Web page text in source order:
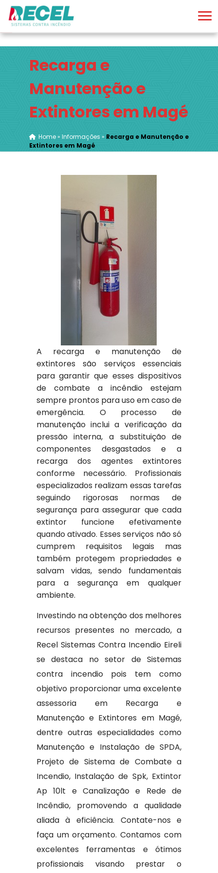
Recarga e
Manutenção e
Extintores em Magé
Home» Informações » Recarga e Manutenção e
Extintores em Magé
A recarga e manutenção de
extintores são serviços essenciais
para garantir que esses dispositivos
de combate a incêndio estejam
sempre prontos para uso em caso de
emergência. O processo de
manutenção inclui a verificação da
pressão interna, a substituição de
componentes desgastados e a
recarga dos agentes extintores
conforme necessário. Profissionais
especializados realizam essas tarefas
seguindo rigorosas normas de
segurança para assegurar que cada
extintor funcione efetivamente
quando ativado. Esses serviços não só
cumprem requisitos legais mas
também protegem propriedades e
salvam vidas, sendo fundamentais
para a segurança em qualquer
ambiente.
Investindo na obtenção dos melhores
recursos presentes no mercado, a
Recel Sistemas Contra Incendio Eireli
se destaca no setor de Sistemas
contra incendio pois tem como
objetivo proporcionar uma excelente
assessoria em Recarga e
Manutenção e Extintores em Magé,
dentre outras especialidades como
Manutenção e Instalação de SPDA,
Projeto de Sistema de Combate a
Incendio, Instalação de Spk, Extintor
Ap 10lt e Canalização e Rede de
Incêndio, promovendo a qualidade
aliada à eficiência. Contate-nos e
faça um orçamento. Contamos com
excelentes ferramentas e ótimos
profissionais visando prestar o